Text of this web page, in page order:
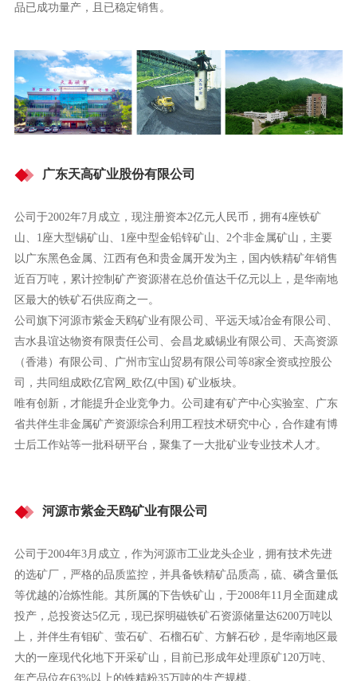
品已成功量产，且已稳定销售。
广东天高矿业股份有限公司
公司于2002年7月成立，现注册资本2亿元人民币，拥有4座铁矿
山、1座大型锡矿山、1座中型金铅锌矿山、2个非金属矿山，主要
以广东黑色金属、江西有色和贵金属开发为主，国内铁精矿年销售
近百万吨，累计控制矿产资源潜在总价值达千亿元以上，是华南地
区最大的铁矿石供应商之一。
公司旗下河源市紫金天鸥矿业有限公司、平远天域冶金有限公司、
吉水县谊达物资有限责任公司、会昌龙威锡业有限公司、天高资源
（香港）有限公司、广州市宝山贸易有限公司等8家全资或控股公
司，共同组成欧亿官网_欧亿(中国) 矿业板块。
唯有创新，才能提升企业竞争力。公司建有矿产中心实验室、广东
省共伴生非金属矿产资源综合利用工程技术研究中心，合作建有博
士后工作站等一批科研平台，聚集了一大批矿业专业技术人才。
河源市紫金天鸥矿业有限公司
公司于2004年3月成立，作为河源市工业龙头企业，拥有技术先进
的选矿厂，严格的品质监控，并具备铁精矿品质高，硫、磷含量低
等优越的冶炼性能。其所属的下告铁矿山，于2008年11月全面建成
投产，总投资达5亿元，现已探明磁铁矿石资源储量达6200万吨以
上，并伴生有钼矿、萤石矿、石榴石矿、方解石砂，是华南地区最
大的一座现代化地下开采矿山，目前已形成年处理原矿120万吨、
年产品位在63%以上的铁精粉35万吨的生产规模。